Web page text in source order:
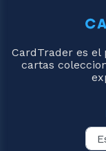
CardTrader es
cartas